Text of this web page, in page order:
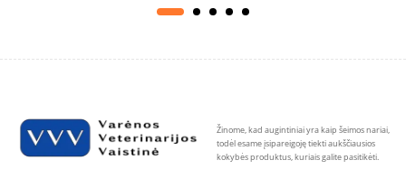
Žinome, kad augintiniai yra kaip šeimos nariai,
todėl esame įsipareigoję tiekti aukščiausios
kokybės produktus, kuriais galite pasitikėti.